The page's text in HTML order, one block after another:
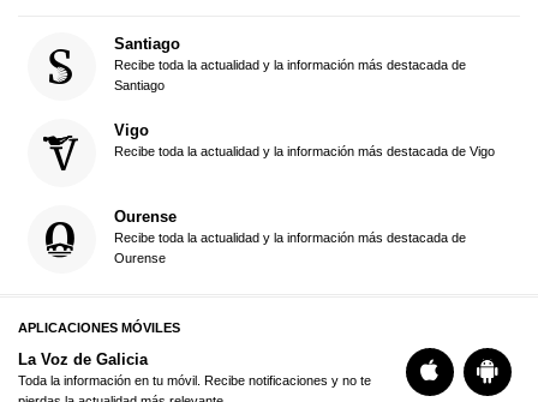
Santiago
Recibe toda la actualidad y la información más destacada de
Santiago
Vigo
Recibe toda la actualidad y la información más destacada de Vigo
Ourense
Recibe toda la actualidad y la información más destacada de
Ourense
APLICACIONES MÓVILES
La Voz de Galicia
Toda la información en tu móvil. Recibe notificaciones y no te